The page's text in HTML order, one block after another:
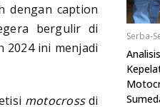
dengan caption
bergulir di
2024 ini menjadi
motocrossdi
Serba-